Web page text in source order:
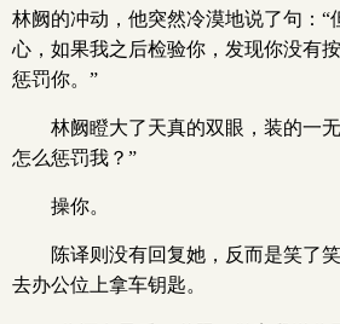
林阙的冲动，他突然冷漠地说了句：“
心，如果我之后检验你，发现你没有
惩罚你。”
林阙瞪大了天真的双眼，装的一
怎么惩罚我？”
操你。
陈译则没有回复她，反而是笑了
去办公位上拿车钥匙。